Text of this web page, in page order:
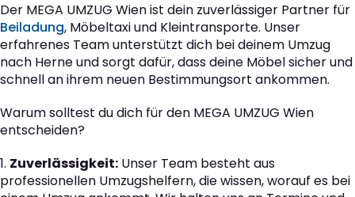
Der MEGA UMZUG Wien ist dein zuverlässiger Partner für
Beiladung, Möbeltaxi und Kleintransporte. Unser
erfahrenes Team unterstützt dich bei deinem Umzug
nach Herne und sorgt dafür, dass deine Möbel sicher und
schnell an ihrem neuen Bestimmungsort ankommen.
Warum solltest du dich für den MEGA UMZUG Wien
entscheiden?
1. Zuverlässigkeit: Unser Team besteht aus
professionellen Umzugshelfern, die wissen, worauf es bei